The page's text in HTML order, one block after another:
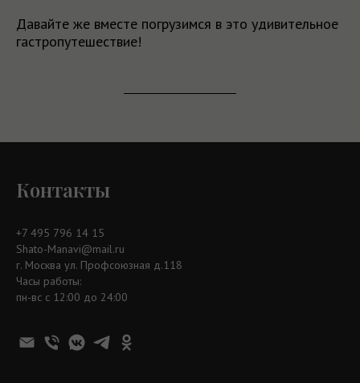
Давайте же вместе погрузимся в это удивительное
гастропутешествие!
Контакты
+7 495 796 14 15
Shato-Manavi@mail.ru
г. Москва ул. Профсоюзная д.118
Часы работы:
пн-вс с 12:00 до 24:00